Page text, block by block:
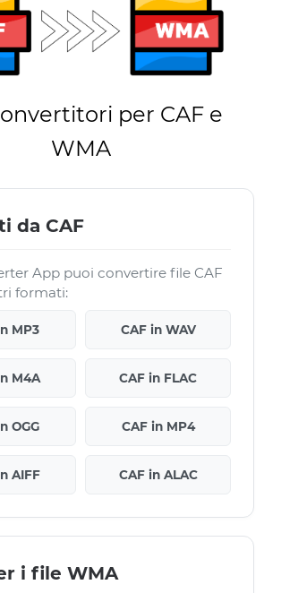
per CAF e
WMA
da CAF
App puoi convertire file CAF
formati:
MP3 CAF in WAV
M4A CAF in FLAC
OGG CAF in MP4
AIFF CAF in ALAC
i file WMA